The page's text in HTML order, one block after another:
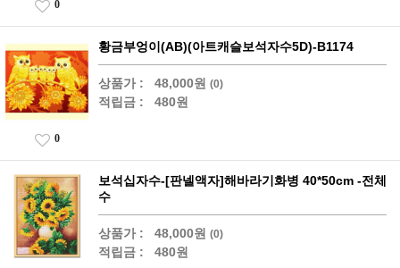
0
황금부엉이(AB)(아트캐슬보석자수5D)-B1174
상품가 : 48,000원 (0)
적립금 : 480원
0
보석십자수-[판넬액자]해바라기화병 40*50cm -전체
수
상품가 : 48,000원 (0)
적립금 : 480원